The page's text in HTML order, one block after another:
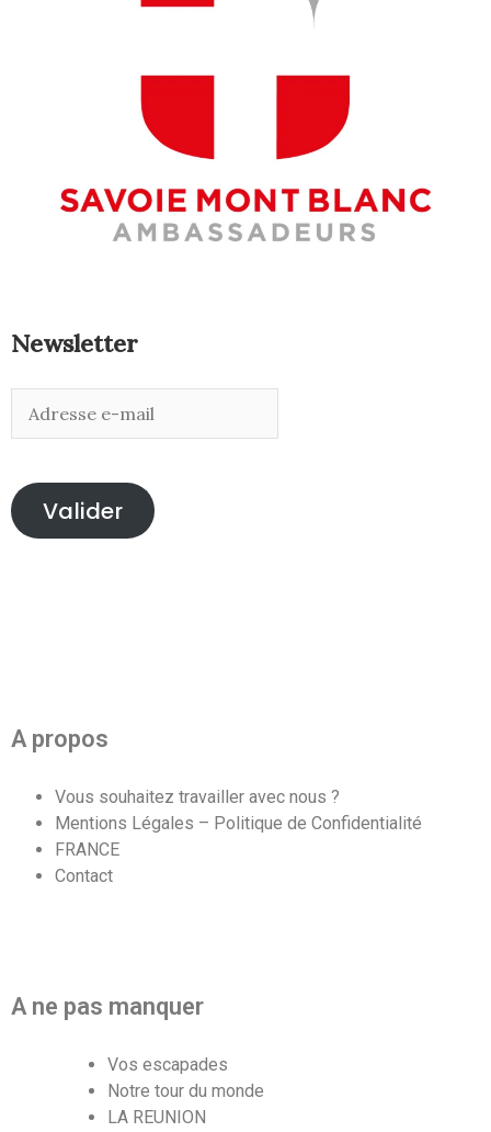
Newsletter
Valider
A propos
Vous souhaitez travailler avec nous ?
Mentions Légales – Politique de Confidentialité
FRANCE
Contact
A ne pas manquer
Vos escapades
Notre tour du monde
LA REUNION